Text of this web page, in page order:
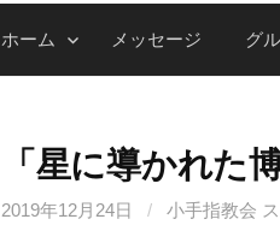
ホーム メッセージ グ
「星に導かれた
2019年12月24日 / 小手指教会